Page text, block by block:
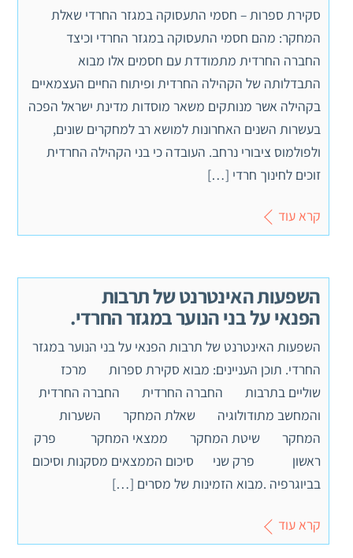
סקירת ספרות – חסמי התעסוקה במגזר החרדי שאלת
המחקר: מהם חסמי התעסוקה במגזר החרדי וכיצד
החברה החרדית מתמודדת עם חסמים אלו מבוא
התבדלותה של הקהילה החרדית ופיתוח החיים העצמאיים
בקהילה אשר מנותקים משאר מוסדות מדינת ישראל הפכה
בעשרות השנים האחרונות למושא רב למחקרים שונים,
ולפולמוס ציבורי נרחב. העובדה כי בני הקהילה החרדית
זוכים לחינוך חרדי […]
קרא עוד
השפעות האינטרנט של תרבות
הפנאי על בני הנוער במגזר החרדי.
השפעות האינטרנט של תרבות הפנאי על בני הנוער במגזר
החרדי. תוכן העניינים: מבוא סקירת ספרות מרכז
שוליים בתרבות החברה החרדית החברה החרדית
והמחשב מתודולוגיה שאלת המחקר השערות
המחקר שיטת המחקר ממצאי המחקר פרק
ראשון פרק שני סיכום הממצאים מסקנות וסיכום
בביוגרפיה .מבוא הזמינות של מסרים […]
קרא עוד